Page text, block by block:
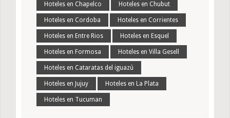
Hoteles en Chapelco Hoteles en Chubut
Hoteles en Cordoba Hoteles en Corrientes
Hoteles en Entre Rios Hoteles en Esquel
Hoteles en Formosa Hoteles en Villa Gesell
Hoteles en Cataratas del iguazú
Hoteles en Jujuy Hoteles en La Plata
Hoteles en Tucuman